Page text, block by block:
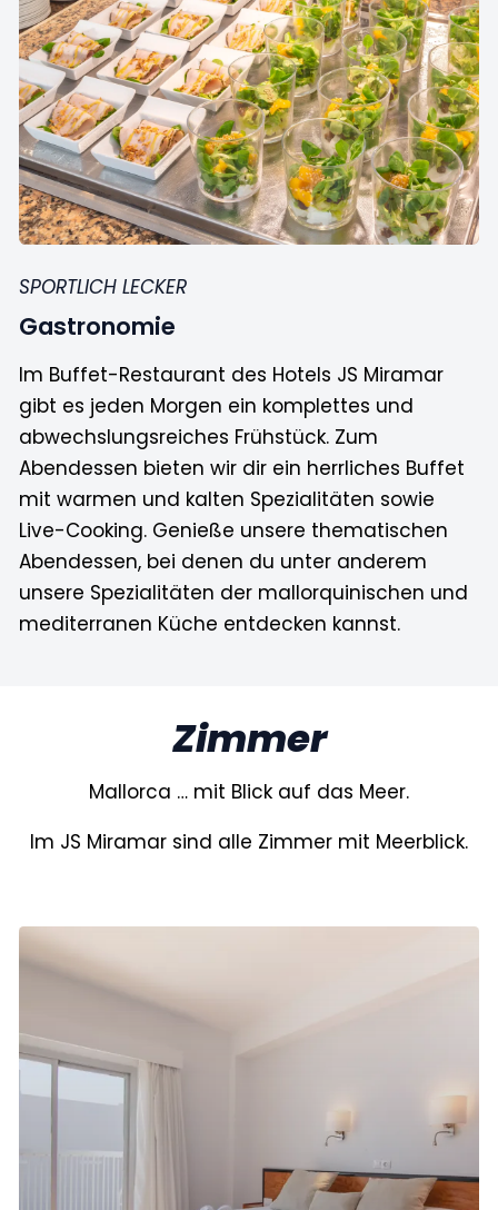
SPORTLICH LECKER
Gastronomie
Im Buffet-Restaurant des Hotels JS Miramar
gibt es jeden Morgen ein komplettes und
abwechslungsreiches Frühstück. Zum
Abendessen bieten wir dir ein herrliches Buffet
mit warmen und kalten Spezialitäten sowie
Live-Cooking. Genieße unsere thematischen
Abendessen, bei denen du unter anderem
unsere Spezialitäten der mallorquinischen und
mediterranen Küche entdecken kannst.
Zimmer
Mallorca … mit Blick auf das Meer.
Im JS Miramar sind alle Zimmer mit Meerblick.